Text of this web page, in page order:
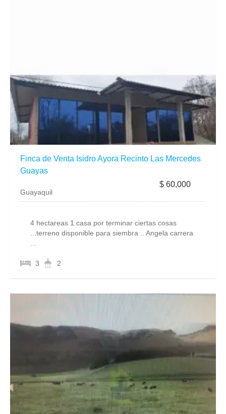
Finca de Venta Isidro Ayora Recinto Las Mercedes
Guayas
$ 60,000
Guayaquil
4 hectareas 1 casa por terminar ciertas cosas
...terreno disponible para siembra .. Angela carrera
...
3 2